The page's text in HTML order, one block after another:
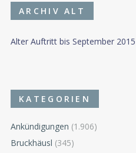
ARCHIV ALT
Alter Auftritt bis September 2015
KATEGORIEN
Ankündigungen (1.906)
Bruckhäusl (345)